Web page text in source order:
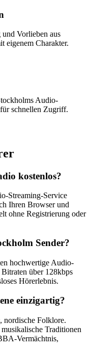
Vorlieben aus
eigenem Charakter.
Audio-
schnellen Zugriff.
kostenlos?
Streaming-Service
Ihren Browser und
ohne Registrierung oder
Sender?
hochwertige Audio-
über 128kbps
Hörerlebnis.
einzigartig?
nordische Folklore.
Traditionen
Vermächtnis,